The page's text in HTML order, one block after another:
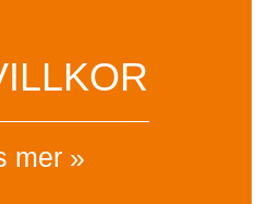
mer »